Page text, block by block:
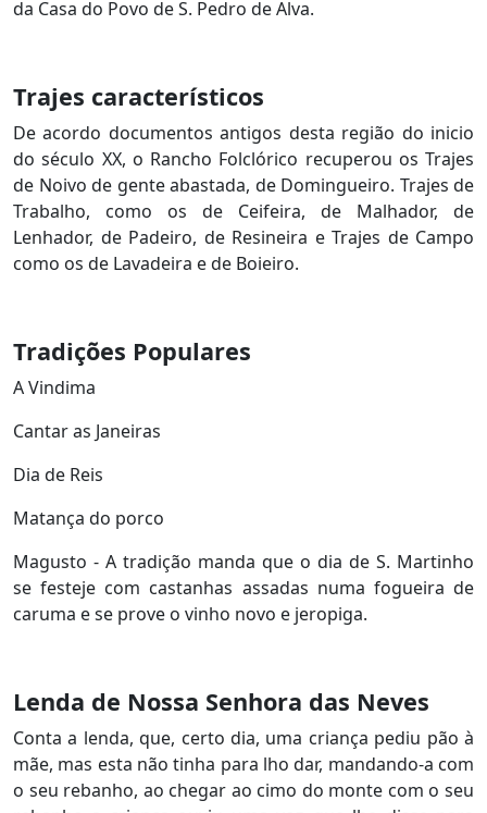
da Casa do Povo de S. Pedro de Alva.
Trajes característicos
De acordo documentos antigos desta região do inicio
do século XX, o Rancho Folclórico recuperou os Trajes
de Noivo de gente abastada, de Domingueiro. Trajes de
Trabalho, como os de Ceifeira, de Malhador, de
Lenhador, de Padeiro, de Resineira e Trajes de Campo
como os de Lavadeira e de Boieiro.
Tradições Populares
A Vindima
Cantar as Janeiras
Dia de Reis
Matança do porco
Magusto - A tradição manda que o dia de S. Martinho
se festeje com castanhas assadas numa fogueira de
caruma e se prove o vinho novo e jeropiga.
Lenda de Nossa Senhora das Neves
Conta a lenda, que, certo dia, uma criança pediu pão à
mãe, mas esta não tinha para lho dar, mandando-a com
o seu rebanho, ao chegar ao cimo do monte com o seu